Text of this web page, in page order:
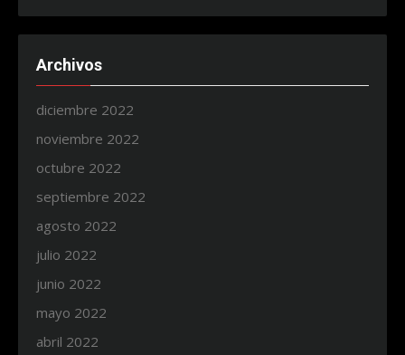
Archivos
diciembre 2022
noviembre 2022
octubre 2022
septiembre 2022
agosto 2022
julio 2022
junio 2022
mayo 2022
abril 2022